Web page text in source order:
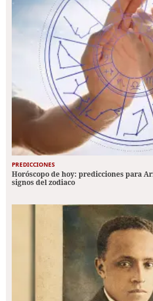
PREDICCIONES
Horóscopo de hoy: predicciones para
signos del zodiaco